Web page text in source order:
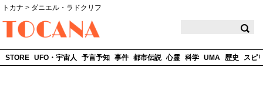
トカナ > ダニエル・ラドクリフ
STORE UFO・宇宙人 予言予知 事件 都市伝説 心霊 科学 UMA 歴史 スピ